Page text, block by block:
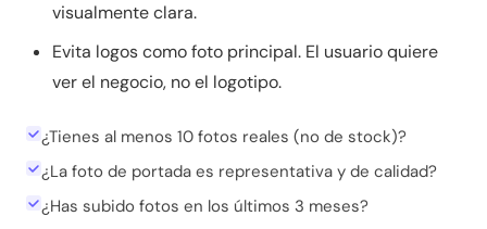
visualmente clara.
Evita logos como foto principal. El usuario quiere
ver el negocio, no el logotipo.
¿Tienes al menos 10 fotos reales (no de stock)?
¿La foto de portada es representativa y de calidad?
¿Has subido fotos en los últimos 3 meses?